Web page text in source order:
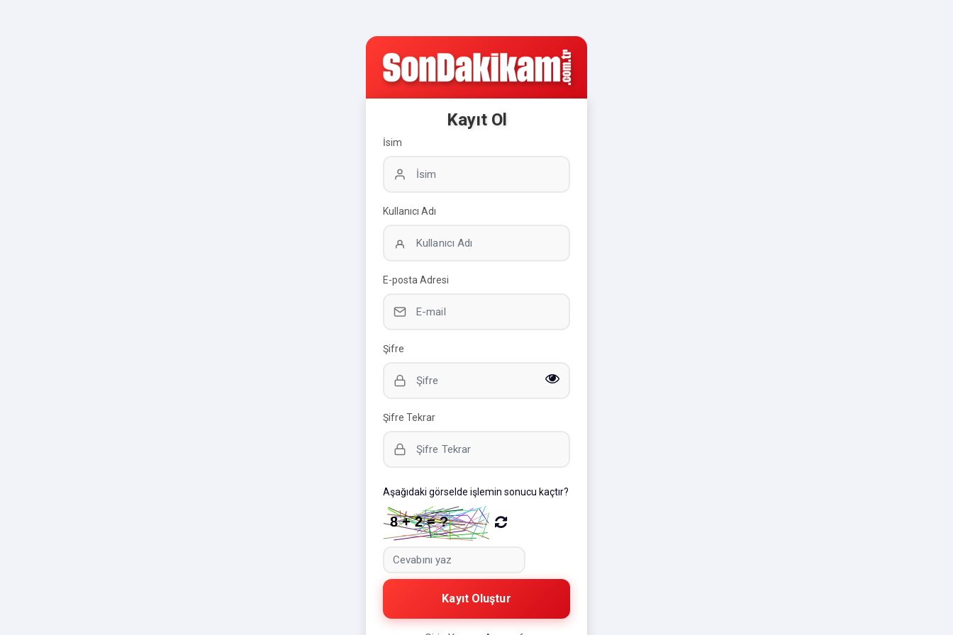
Kayıt Ol
İsim
Kullanıcı Adı
E-posta Adresi
Şifre
Şifre Tekrar
Aşağıdaki görselde işlemin sonucu kaçtır?
Kayıt Oluştur